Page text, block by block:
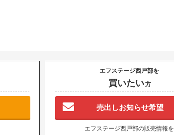
エフステージ西戸部を
買いたい方
売出しお知らせ希望
エフステージ西戸部の販売情報を